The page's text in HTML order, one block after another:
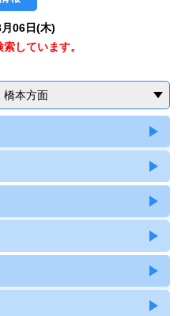
06日(木)
しています。
本方面